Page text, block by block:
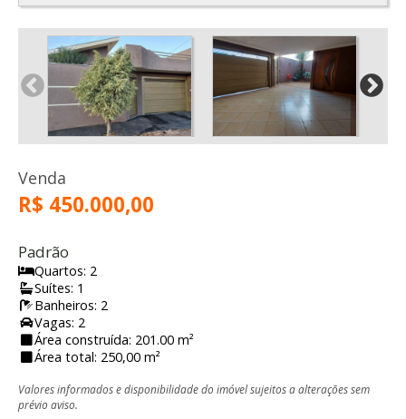
Venda
R$ 450.000,00
Padrão
Quartos: 2
Suítes: 1
Banheiros: 2
Vagas: 2
Área construída: 201.00 m²
Área total: 250,00 m²
Valores informados e disponibilidade do imóvel sujeitos a alterações sem
prévio aviso.